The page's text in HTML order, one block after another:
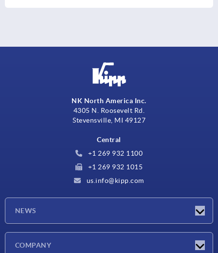
NK North America Inc.
4305 N. Roosevelt Rd.
Stevensville, MI 49127
Central
+1 269 932 1100
+1 269 932 1015
us.info@kipp.com
NEWS
COMPANY